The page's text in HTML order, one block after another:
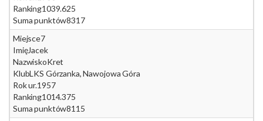
Ranking1039.625
Suma punktów8317
Miejsce7
ImięJacek
NazwiskoKret
KlubLKS Górzanka, Nawojowa Góra
Rok ur.1957
Ranking1014.375
Suma punktów8115